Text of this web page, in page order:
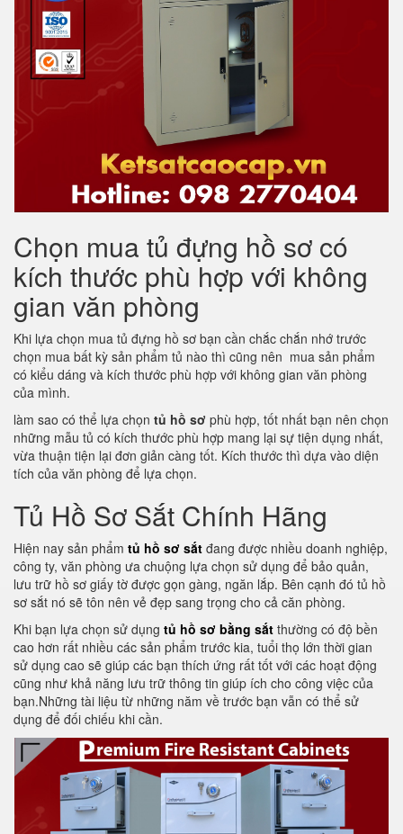
Chọn mua tủ đựng hồ sơ có
kích thước phù hợp với không
gian văn phòng
Khi lựa chọn mua tủ đựng hồ sơ bạn cần chắc chắn nhớ trước
chọn mua bất kỳ sản phẩm tủ nào thì cũng nên mua sản phẩm
có kiểu dáng và kích thước phù hợp với không gian văn phòng
của mình.
làm sao có thể lựa chọn tủ hồ sơ phù hợp, tốt nhất bạn nên chọn
những mẫu tủ có kích thước phù hợp mang lại sự tiện dụng nhất,
vừa thuận tiện lại đơn giản càng tốt. Kích thước thì dựa vào diện
tích của văn phòng để lựa chọn.
Tủ Hồ Sơ Sắt Chính Hãng
Hiện nay sản phẩm tủ hồ sơ sắt đang được nhiều doanh nghiệp,
công ty, văn phòng ưa chuộng lựa chọn sử dụng để bảo quản,
lưu trữ hồ sơ giấy tờ được gọn gàng, ngăn lắp. Bên cạnh đó tủ hồ
sơ sắt nó sẽ tôn nên vẻ đẹp sang trọng cho cả căn phòng.
Khi bạn lựa chọn sử dụng tủ hồ sơ bằng sắt thường có độ bền
cao hơn rất nhiều các sản phẩm trước kia, tuổi thọ lớn thời gian
sử dụng cao sẽ giúp các bạn thích ứng rất tốt với các hoạt động
cũng như khả năng lưu trữ thông tin giúp ích cho công việc của
bạn.Những tài liệu từ những năm về trước bạn vẫn có thể sử
dụng để đối chiếu khi cần.